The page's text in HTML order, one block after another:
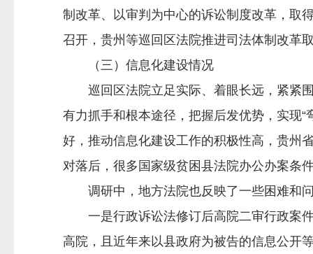
制改革、以审判为中心的诉讼制度改革，取
召开，贵州等巡回区法院推进司法体制改革
（三）信息化建设情况
巡回区法院立足实际、着眼长远，紧紧围
有力抓手和根本途径，把握后发优势，实现
好，推动信息化建设工作的积极性高，贵州
对落后，很多国家级贫困县法院办公办案条
调研中，地方法院也反映了一些困难和
一是行政诉讼法修订后高院二审行政案件
高院，且近年来以县政府为被告的信息公开